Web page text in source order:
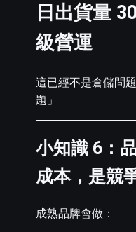
日出貨量
級營運
這已經不是倉儲問
題」
小知識 6：
成本，是競
成熟品牌會做：